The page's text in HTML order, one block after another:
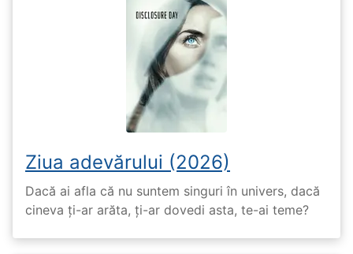
Ziua adevărului (2026)
Dacă ai afla că nu suntem singuri în univers, dacă
cineva ți-ar arăta, ți-ar dovedi asta, te-ai teme?